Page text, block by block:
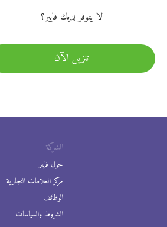
لا يتوفر لديك فايبر؟
تنزيل الآن
الشركة
حول فايبر
مركز العلامات التجارية
الوظائف
الشروط والسياسات